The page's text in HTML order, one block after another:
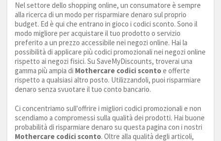
Nel settore dello shopping online, un consumatore è sempre
alla ricerca di un modo per risparmiare denaro sul proprio
budget. Ed è qui che entrano in gioco i codici sconto. Sono il
modo migliore per acquistare il tuo prodotto o servizio
preferito a un prezzo accessibile nei negozi online. Hai la
possibilità di applicare più codici promozionali nei negozi online
rispetto ai negozi fisici. Su SaveMyDiscounts, troverai una
gamma più ampia di Mothercare codici scontoe offerte
rispetto a qualsiasi altro posto. Utilizzandoli, puoi risparmiare
denaro senza svuotare il tuo conto bancario.
Ci concentriamo sull'offrire i migliori codici promozionali e non
scendiamo a compromessi sulla qualità dei prodotti. Hai buone
probabilità di risparmiare denaro su questa pagina con i nostri
Mothercare codici sconto. Oltre alla qualità degli articoli,